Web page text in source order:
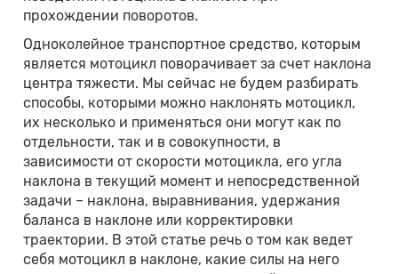
прохождении поворотов.
Одноколейное транспортное средство, которым
является мотоцикл поворачивает за счет наклона
центра тяжести. Мы сейчас не будем разбирать
способы, которыми можно наклонять мотоцикл,
их несколько и применяться они могут как по
отдельности, так и в совокупности, в
зависимости от скорости мотоцикла, его угла
наклона в текущий момент и непосредственной
задачи – наклона, выравнивания, удержания
баланса в наклоне или корректировки
траектории. В этой статье речь о том как ведет
себя мотоцикл в наклоне, какие силы на него